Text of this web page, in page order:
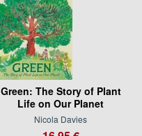
Green: The Story of Plant
Life on Our Planet
Nicola Davies